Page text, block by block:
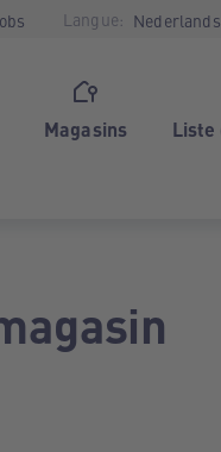
Langue: Nederlands
Magasins Liste